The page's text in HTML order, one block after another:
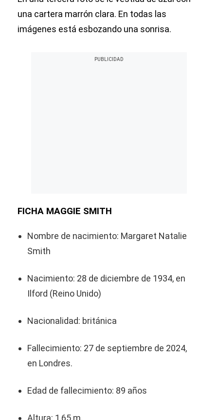
una cartera marrón clara. En todas las
imágenes está esbozando una sonrisa.
FICHA MAGGIE SMITH
Nombre de nacimiento: Margaret Natalie
Smith
Nacimiento: 28 de diciembre de 1934, en
Ilford (Reino Unido)
Nacionalidad: británica
Fallecimiento: 27 de septiembre de 2024,
en Londres.
Edad de fallecimiento: 89 años
Altura: 1,65 m.